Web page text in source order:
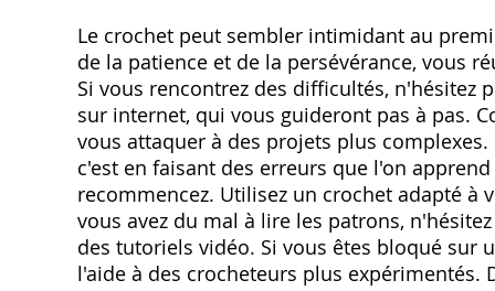
Le crochet peut sembler intimidant au
de la patience et de la persévérance, vous
Si vous rencontrez des difficultés, n'hésitez
sur internet, qui vous guideront pas à pas.
vous attaquer à des projets plus
c'est en faisant des erreurs que l'on
recommencez. Utilisez un crochet adapté
vous avez du mal à lire les patrons,
des tutoriels vidéo. Si vous êtes bloqué sur
l'aide à des crocheteurs plus expérimentés.